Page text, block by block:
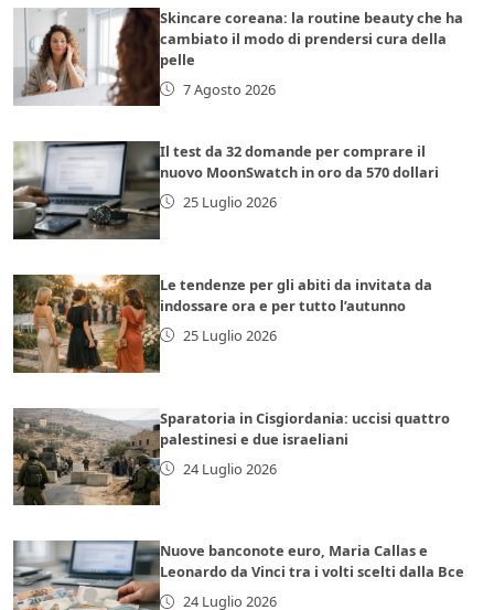
Skincare coreana: la routine beauty che ha
cambiato il modo di prendersi cura della
pelle
7 Agosto 2026
Il test da 32 domande per comprare il
nuovo MoonSwatch in oro da 570 dollari
25 Luglio 2026
Le tendenze per gli abiti da invitata da
indossare ora e per tutto l’autunno
25 Luglio 2026
Sparatoria in Cisgiordania: uccisi quattro
palestinesi e due israeliani
24 Luglio 2026
Nuove banconote euro, Maria Callas e
Leonardo da Vinci tra i volti scelti dalla Bce
24 Luglio 2026